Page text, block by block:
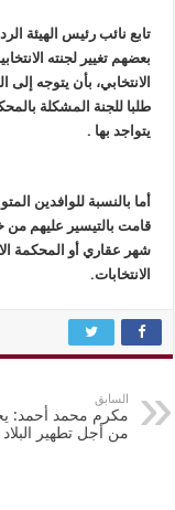
تابع نائب رئيس الهيئة
بعضهم تغيير لجنته
الانتخابي، بأن يتوجه
طلبا للجنة المشكلة
يتواجد بها .
أما بالنسبة للوافدين
قامت بالتيسير عليهم من
شهر عقاري أو المحكمة
الانتخابات.
السابق
مكرم محمد أحمد:
من أجل تطهير